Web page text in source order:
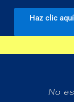
Haz clic
No